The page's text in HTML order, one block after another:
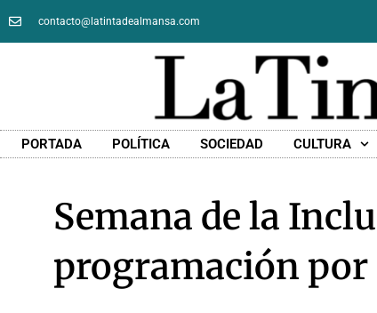
contacto@latintadealmansa.com
PORTADA POLÍTICA SOCIEDAD CULTURA
Semana de la
programación por